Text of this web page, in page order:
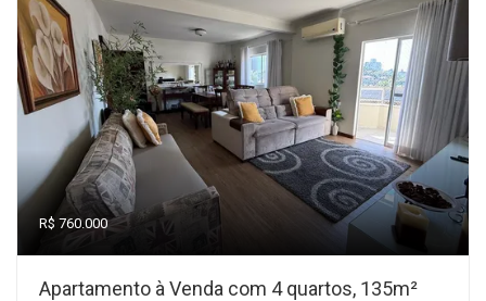
R$ 760.000
Apartamento à Venda com 4 quartos, 135m²